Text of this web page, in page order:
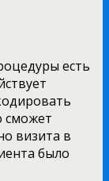
есть
сможет
визита в
было